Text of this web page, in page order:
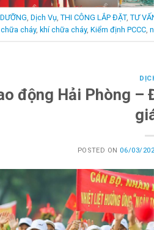
, Dịch Vụ, THI CÔNG LẮP ĐẶT, TƯ
cháy, khí chữa cháy, Kiểm định PCCC,
động Hải Phòng
POSTED ON 06/03/